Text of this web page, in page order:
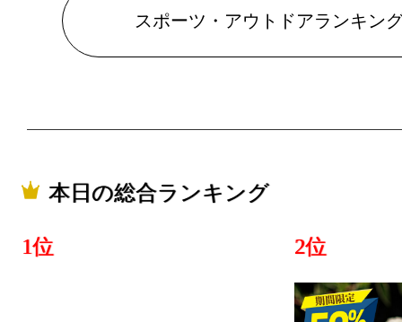
スポーツ・アウトドアランキン
本日の総合ランキング
1位 2位